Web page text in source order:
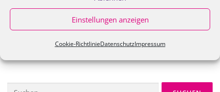
Einstellungen anzeigen
Cookie-RichtlinieDatenschutzImpressum